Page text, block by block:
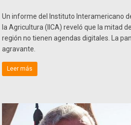
Un informe del Instituto Interamericano
la Agricultura (IICA) reveló que la mitad
región no tienen agendas digitales. La
agravante.
Leer más